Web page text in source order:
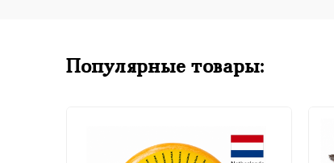
Популярные товары: